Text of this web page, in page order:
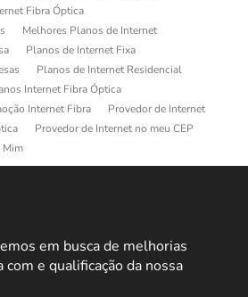
Fibra Óptica
Melhores Planos de Internet
Planos de Internet Fixa
Planos de Internet Residencial
Internet Fibra Óptica
Internet Fibra
Provedor de Internet
Provedor de Internet no meu CEP
Mim
em busca de melhorias
e qualificação da nossa